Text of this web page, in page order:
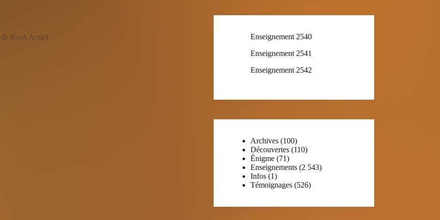
Enseignement 2540
Enseignement 2541
Enseignement 2542
Archives (100)
Découvertes (110)
Énigme (71)
Enseignements (2 543)
Infos (1)
Témoignages (526)